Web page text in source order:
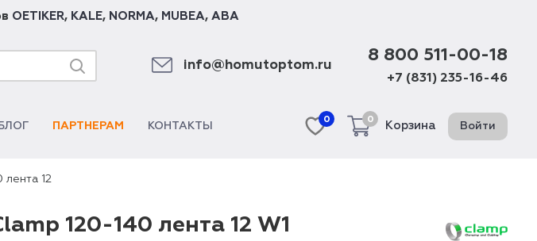
OETIKER, KALE, NORMA, MUBEA, ABA
info@homutoptom.ru
8 800 511-00-18
+7 (831) 235-16-46
БЛОГ ПАРТНЕРАМ КОНТАКТЫ
0 0
Корзина Войти
лента 12
120-140 лента 12 W1